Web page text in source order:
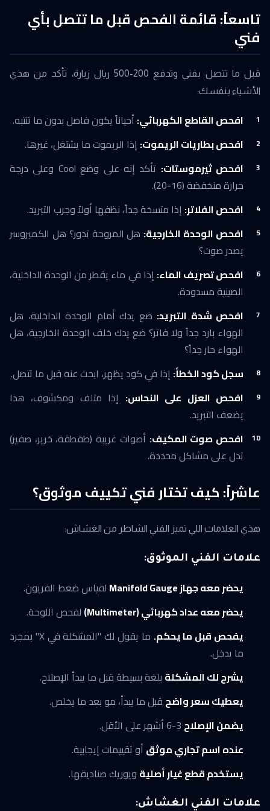
تاسعاً: قائمة الفحص قبل ما تتصل بأي
فني
قبل ما تتصل بفني وتدفع 200-500 ريال زيارة، تأكد من هذي
الأشياء بنفسك:
افحص القاطع الكهربائي: أحياناً يكون فاصل بدون ما تنتبه.
افحص بطاريات الريموت: إذا الريموت ما يشتغل، غيرها.
افحص ثيرموستات:
تأكد إنه على وضع Cool وعلى درجة
حرارة منخفضة (16-20).
افحص الفلاتر: إذا متسخة جداً، نظفها أولاً وجرب التبريد.
افحص الوحدة الخارجية: هل المروحة تدور؟ هل الكمبروسر
يصدر صوت؟
افحص تصريف الماء: إذا في ماء يقطر من الوحدة الداخلية،
الصينية مسدودة.
افحص شدة التبريد: ضع يدك أمام الوحدة الداخلية، هل
الهواء بارد جداً ولا فاتر؟ ضع يدك خلف الوحدة الخارجية، هل
الهواء حار جداً؟
سجل كود الخطأ: إذا في كود يظهر، ابحث عنه قبل ما تتصل.
افحص العزل على النحاس: إذا متلف ومكشوف، هذا
يضعف التبريد.
افحص صوت المكيف: أصوات غريبة (طقطقة، خرير، صفير)
تدل على مشاكل محددة.
عاشراً: كيف تختار فني تكييف موثوق؟
هذي العلامات اللي تميز الفني الشاطر من الغشاش:
علامات الفني الموثوق:
يحضر معه جهاز Manifold Gauge
لقياس ضغط الفريون.
يحضر معه عداد كهربائي (Multimeter)
لفحص اللوحة.
يفحص قبل ما يحكم.
ما يقول لك "المشكلة في X" بمجرد
ما يدخل.
يشرح لك المشكلة بلغة بسيطة قبل ما يبدأ الإصلاح.
يعطيك سعر واضح قبل ما يبدأ، مو بعد ما يخلص.
يضمن الإصلاح
عنده اسم تجاري موثق أو تقييمات إيجابية.
يستخدم قطع غيار أصلية ويوريك صناديقها.
علامات الفني الغشاش: